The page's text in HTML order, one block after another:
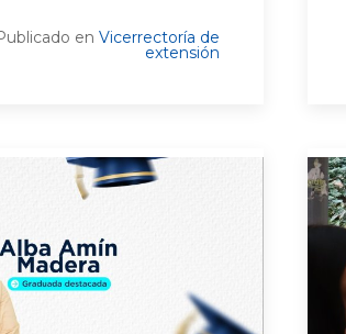
en Vicerrectoría de
extensión